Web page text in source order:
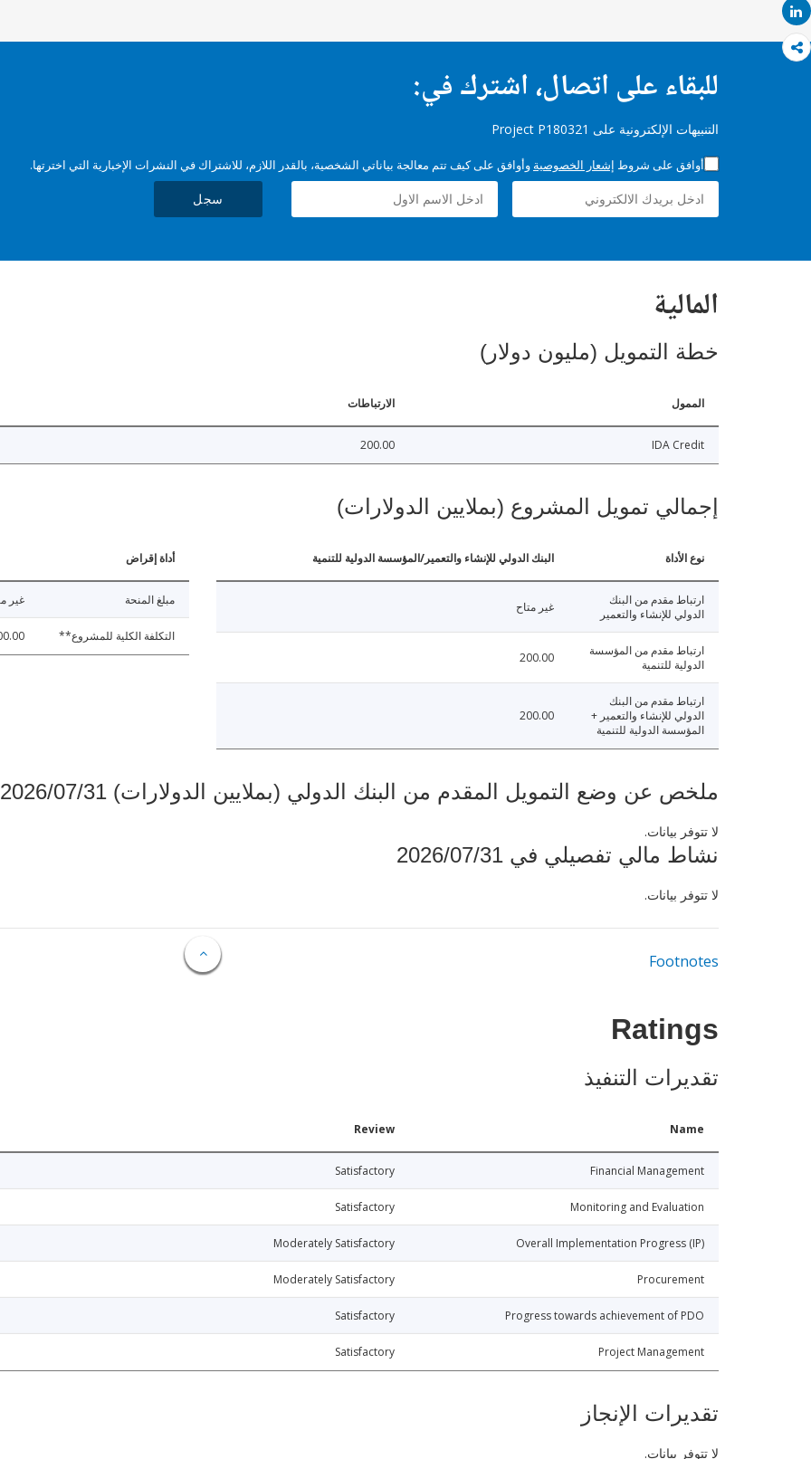
Share
للبقاء على اتصال، اشترك في:
التنبيهات الإلكترونية على Project P180321
أوافق على شروط إشعار الخصوصية وأوافق على كيف تتم معالجة بياناتي الشخصية، بالقدر اللازم، للاشتراك في النشرات الإخبارية التي اخترتها.
سجل
المالية
خطة التمويل (مليون دولار)
الممول الارتباطات
IDA Credit
200.00
إجمالي تمويل المشروع (بملايين الدولارات)
نوع الأداة البنك الدولي للإنشاء والتعمير/المؤسسة الدولية للتنمية
ارتباط مقدم من البنك
الدولي للإنشاء والتعمير
غير متاح
ارتباط مقدم من المؤسسة
الدولية للتنمية
200.00
ارتباط مقدم من البنك
الدولي للإنشاء والتعمير +
المؤسسة الدولية للتنمية
200.00
أداة إقراض
مبلغ المنحة غير
التكلفة الكلية للمشروع**
ملخص عن وضع التمويل المقدم من البنك الدولي (بملايين الدولارات) 2026/07/31
لا تتوفر بيانات.
نشاط مالي تفصيلي في 2026/07/31
لا تتوفر بيانات.
Footnotes
Ratings
تقديرات التنفيذ
Name
Review
Financial Management
Satisfactory
Monitoring and Evaluation
Satisfactory
Overall Implementation Progress (IP)
Moderately Satisfactory
Procurement
Moderately Satisfactory
Progress towards achievement of PDO
Satisfactory
Project Management
Satisfactory
تقديرات الإنجاز
لا تتوفر بيانات.